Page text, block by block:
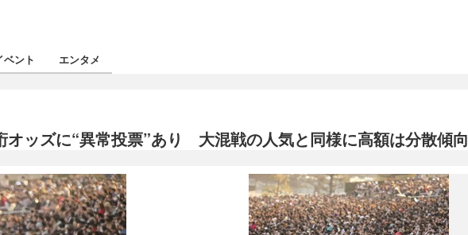
バックナンバー
国内
まとめ
写真
スポーツ
ベント エンタメ
オッズに“異常投票”あり 大混戦の人気と同様に高額は分散傾向